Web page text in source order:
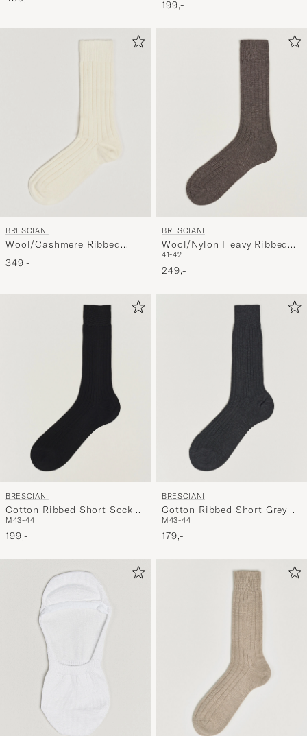
199,-
BRESCIANI
Wool/Cashmere Ribbed
Socks White
349,-
BRESCIANI
Wool/Nylon Heavy Ribbed
Socks Taupe
41-42
249,-
BRESCIANI
Cotton Ribbed Short Socks
Black
M43-44
199,-
BRESCIANI
Cotton Ribbed Short Grey
Melange
M43-44
179,-